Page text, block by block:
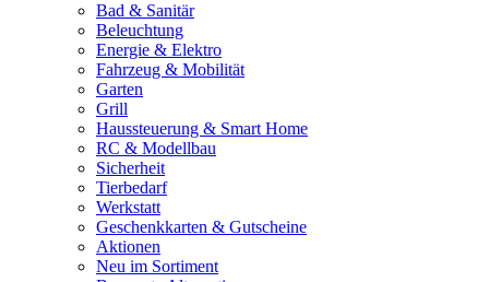
Bad & Sanitär
Beleuchtung
Energie & Elektro
Fahrzeug & Mobilität
Garten
Grill
Haussteuerung & Smart Home
RC & Modellbau
Sicherheit
Tierbedarf
Werkstatt
Geschenkkarten & Gutscheine
Aktionen
Neu im Sortiment